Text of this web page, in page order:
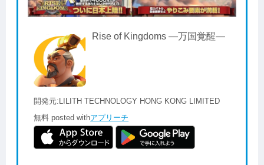
Rise of Kingdoms ―万国覚醒―
開発元: LILITH TECHNOLOGY HONG KONG LIMITED
無料 posted withアプリーチ